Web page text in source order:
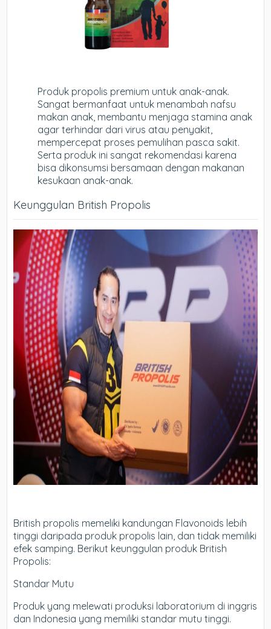
Produk propolis premium untuk anak-anak.
Sangat bermanfaat untuk menambah nafsu
makan anak, membantu menjaga stamina anak
agar terhindar dari virus atau penyakit,
mempercepat proses pemulihan pasca sakit.
Serta produk ini sangat rekomendasi karena
bisa dikonsumsi bersamaan dengan makanan
kesukaan anak-anak.
Keunggulan British Propolis
British propolis memeliki kandungan Flavonoids lebih
tinggi daripada produk propolis lain, dan tidak memiliki
efek samping. Berikut keunggulan produk British
Propolis:
Standar Mutu
Produk yang melewati produksi laboratorium di inggris
dan Indonesia yang memiliki standar mutu tinggi.